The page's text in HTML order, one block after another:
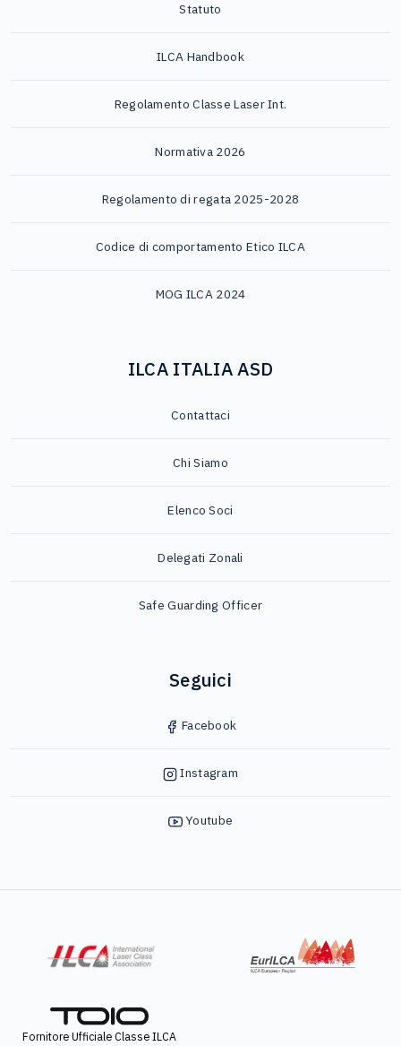
Statuto
ILCA Handbook
Regolamento Classe Laser Int.
Normativa 2026
Regolamento di regata 2025-2028
Codice di comportamento Etico ILCA
MOG ILCA 2024
ILCA ITALIA ASD
Contattaci
Chi Siamo
Elenco Soci
Delegati Zonali
Safe Guarding Officer
Seguici
Facebook
Instagram
Youtube
Fornitore Ufficiale Classe ILCA